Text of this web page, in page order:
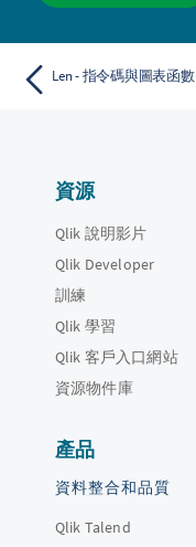
Len - 指令碼與圖表函數
資源
Qlik 說明影片
Qlik Developer
訓練
Qlik 學習
Qlik 客戶入口網站
資源物件庫
產品
資料整合和品質
Qlik Talend